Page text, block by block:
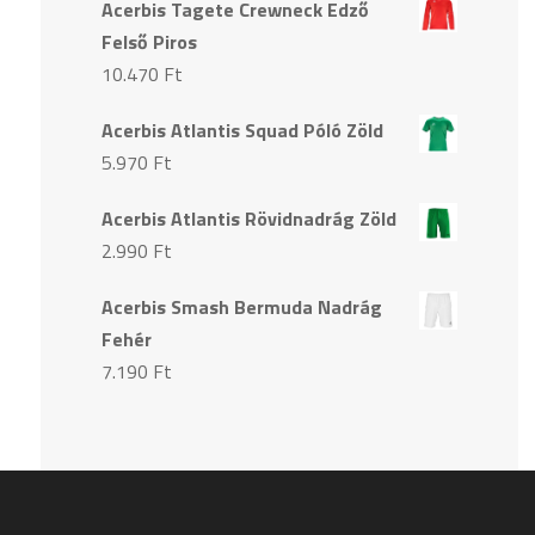
Acerbis Tagete Crewneck Edző
Felső Piros
10.470 Ft
Acerbis Atlantis Squad Póló Zöld
5.970 Ft
Acerbis Atlantis Rövidnadrág Zöld
2.990 Ft
Acerbis Smash Bermuda Nadrág
Fehér
7.190 Ft